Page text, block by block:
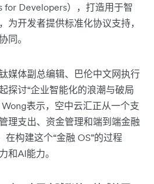
for Developers），打造用于智
为开发者提供标准化协议支持，
同。
媒体副总编辑、巴伦中文网执行
探讨“企业智能化的浪潮与破局
表示，空中云汇正从一个支
理支出、资金管理和端到端金融
在构建这个“金融 OS”的过程
和AI能力。